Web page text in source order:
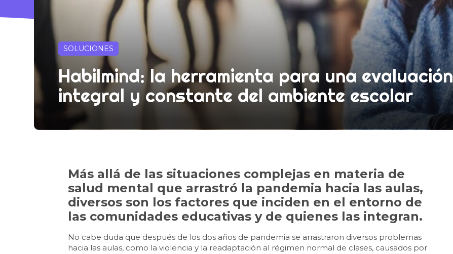
SOLUCIONES
Habilmind: la herramienta para una evaluación
integral y constante del ambiente escolar
Más allá de las situaciones complejas en materia de
salud mental que arrastró la pandemia hacia las aulas,
diversos son los factores que inciden en el entorno de
las comunidades educativas y de quienes las integran.
No cabe duda que después de los dos años de pandemia se arrastraron diversos problemas
hacia las aulas, como la violencia y la readaptación al régimen normal de clases, causados por